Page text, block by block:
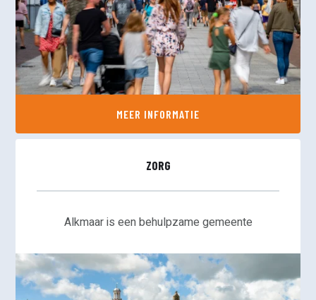
MEER INFORMATIE
ZORG
Alkmaar is een behulpzame gemeente